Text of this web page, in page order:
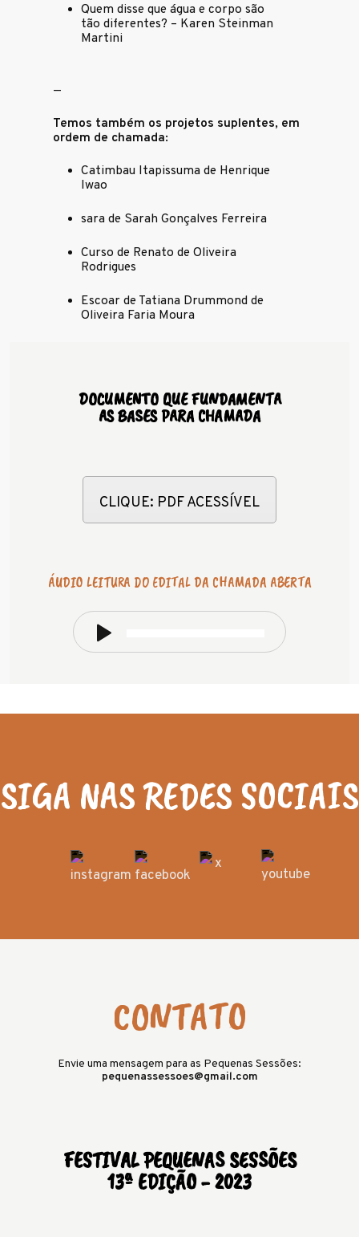
Quem disse que água e corpo são
tão diferentes? – Karen Steinman
Martini
—
Temos também os projetos suplentes, em
ordem de chamada:
Catimbau Itapissuma de Henrique
Iwao
sara de Sarah Gonçalves Ferreira
Curso de Renato de Oliveira
Rodrigues
Escoar de Tatiana Drummond de
Oliveira Faria Moura
DOCUMENTO QUE FUNDAMENTA
AS BASES PARA CHAMADA
CLIQUE: PDF ACESSÍVEL
ÁUDIO LEITURA DO EDITAL DA CHAMADA ABERTA
áudio
SIGA NAS REDES SOCIAIS
CONTATO
Envie uma mensagem para as Pequenas Sessões:
pequenassessoes@gmail.com
FESTIVAL PEQUENAS SESSÕES
13ª EDIÇÃO - 2023